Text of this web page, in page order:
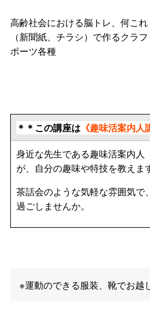
高齢社会における脳トレ、何こ
（新聞紙、チラシ）で作るクラ
ポーツ各種
＊＊この講座は 《趣味活案内人
身近な先生である趣味活案内人
が、自分の趣味や特技を教えま
茶話会のような気軽な雰囲気で
過ごしませんか。
※運動のできる服装、靴でお越